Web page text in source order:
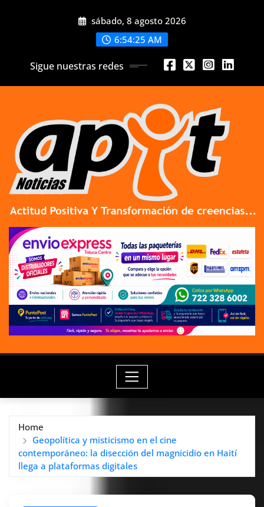
sábado, 8 agosto 2026
6:54:27 AM
Sigue nuestras redes
Home
Geopolítica y misticismo en el cine
contemporáneo: la disección del magnicidio en Haití
llega a plataformas digitales